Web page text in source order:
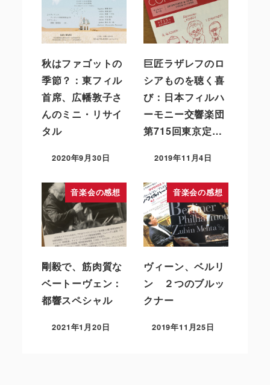
秋はファゴットの
季節？：東フィル
首席、広幡敦子さ
んのミニ・リサイ
タル
2020年9月30日
巨匠ラザレフのロ
シアものを聴く喜
び：日本フィルハ
ーモニー交響楽団
第715回東京定…
2019年11月4日
音楽会の感想
剛毅で、筋肉質な
ベートーヴェン：
都響スペシャル
2021年1月20日
音楽会の感想
ヴィーン、ベルリ
ン ２つのブルッ
クナー
2019年11月25日